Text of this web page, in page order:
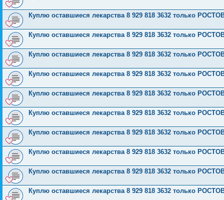
Куплю оставшиеся лекарства 8 929 818 3632 только
Куплю оставшиеся лекарства 8 929 818 3632 только
Куплю оставшиеся лекарства 8 929 818 3632 только
Куплю оставшиеся лекарства 8 929 818 3632 только
Куплю оставшиеся лекарства 8 929 818 3632 только
Куплю оставшиеся лекарства 8 929 818 3632 только
Куплю оставшиеся лекарства 8 929 818 3632 только
Куплю оставшиеся лекарства 8 929 818 3632 только
Куплю оставшиеся лекарства 8 929 818 3632 только
Куплю оставшиеся лекарства 8 929 818 3632 только